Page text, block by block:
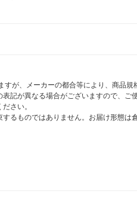
が、メーカーの都合等により、商品
記が異なる場合がございますので、
さい。
るものではありません。お届け形態